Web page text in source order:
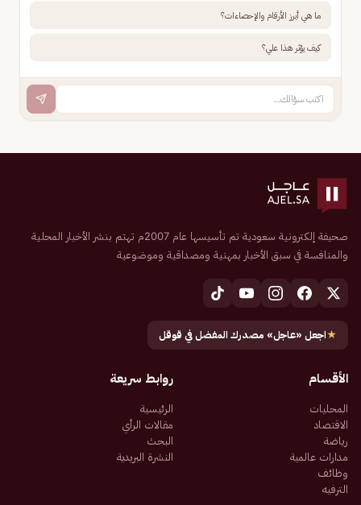
ما هي أبرز الأرقام والإحصاءات؟
كيف يؤثر هذا علي؟
صحيفة إلكترونية سعودية تم تأسيسها عام 2007م تهتم بنشر الأخبار المحلية
والمنافسة في سبق الأخبار بمهنية ومصداقية وموضوعية
★اجعل «عاجل» مصدرك المفضل في قوقل
الأقسام
المحليات
الاقتصاد
رياضة
مدارات عالمية
وظائف
الترفيه
روابط سريعة
الرئيسية
مقالات الرأي
البحث
النشرة البريدية